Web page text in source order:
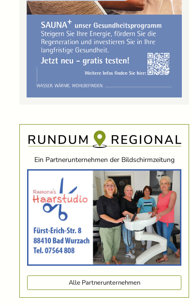
Ein Partnerunternehmen der Bildschirmzeitung
Alle Partnerunternehmen